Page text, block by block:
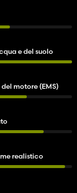
e del suolo
motore (EMS)
realistico